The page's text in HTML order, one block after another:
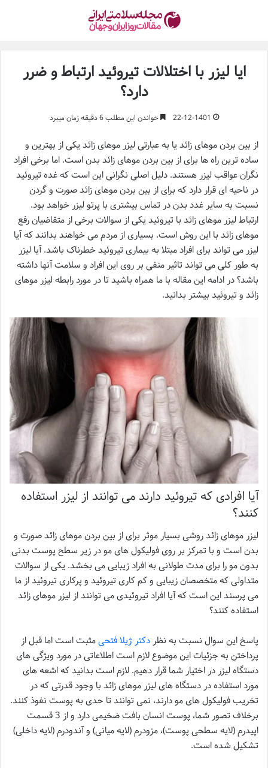
ایا لیزر با اختلالات تیروئید ارتباط و ضرر
دارد؟
22-12-1401 خواندن این مطلب 6 دقیقه زمان میبرد
از بین بردن موهای زائد یا به عبارتی لیزر موهای زائد یکی از بهترین و
ساده ترین راه ها برای از بین بردن موهای زائد بدن است. اما برخی افراد
نگران عواقب لیزر هستند. دلیل اصلی نگرانی این است که غده تیروئید
در ناحیه ای قرار دارد که برای از بین بردن موهای زائد صورت و گردن
نسبت به سایر غدد بدن در تماس بیشتری با پرتو لیزر خواهد بود.
ارتباط لیزر موهای زائد با تیروئید یکی از سوالات برخی از متقاضیان رفع
موهای زائد با این روش است. بسیاری از مردم می خواهند بدانند که آیا
لیزر می تواند برای افراد مبتلا به بیماری تیروئید خطرناک باشد. آیا لیزر
به طور کلی می تواند تاثیر منفی بر روی این افراد و سلامت آنها داشته
باشد؟ در ادامه این مقاله با ما همراه باشید تا در مورد رابطه لیزر موهای
زائد و تیروئید بیشتر بدانید.
آیا افرادی که تیروئید دارند می توانند از لیزر استفاده
کنند؟
لیزر موهای زائد روشی بسیار موثر برای از بین بردن موهای زائد صورت و
بدن است و با تمرکز بر روی فولیکول های مو در زیر سطح پوست بدنی
بدون مو را برای مدت طولانی به افراد زیبایی می بخشد. یکی از سوالات
متداولی که متخصصان زیبایی و کم کاری تیروئید و پرکاری تیروئید از ما
می پرسند این است که آیا افراد تیروئیدی می توانند از لیزر موهای زائد
استفاده کنند؟
پاسخ این سوال نسبت به نظر دکتر ژیلا فتحیمثبت است اما قبل از
پرداختن به جزئیات این موضوع لازم است اطلاعاتی در مورد ویژگی های
دستگاه لیزر در اختیار شما قرار دهیم. لازم است بدانید که اشعه های
مورد استفاده در دستگاه های لیزر موهای زائد با وجود قدرتی که در
تخریب فولیکول های مو دارند، نمی توانند تا حدی به پوست نفوذ کنند.
برخلاف تصور شما، پوست انسان بافت ضخیمی دارد و از 3 قسمت
اپیدرم (لایه سطحی پوست)، مزودرم (لایه میانی) و آندودرم (لایه داخلی)
تشکیل شده است.